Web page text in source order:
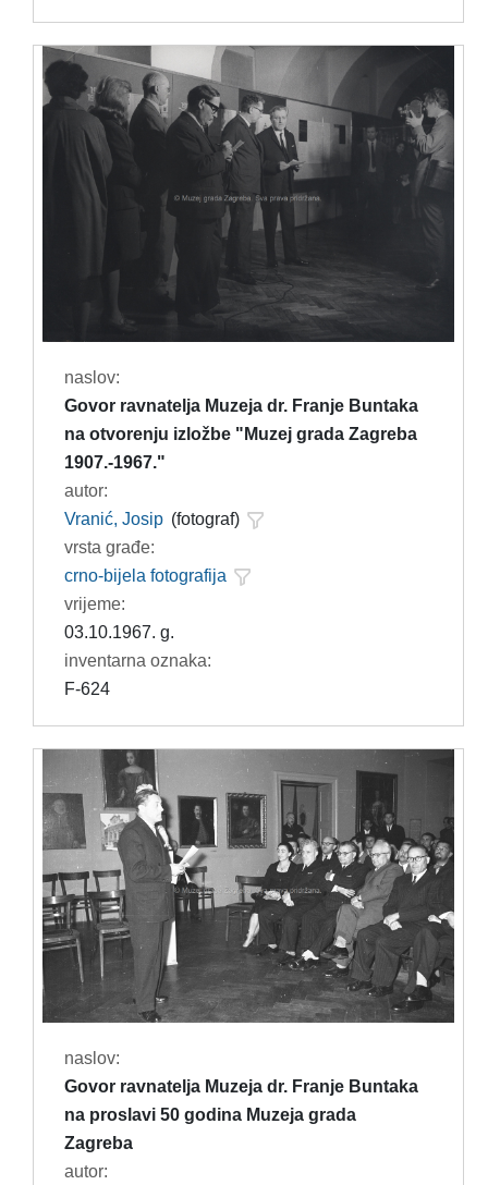
naslov:
Govor ravnatelja Muzeja dr. Franje Buntaka
na otvorenju izložbe "Muzej grada Zagreba
1907.-1967."
autor:
Vranić, Josip (fotograf)
vrsta građe:
crno-bijela fotografija
vrijeme:
03.10.1967. g.
inventarna oznaka:
F-624
naslov:
Govor ravnatelja Muzeja dr. Franje Buntaka
na proslavi 50 godina Muzeja grada
Zagreba
autor: